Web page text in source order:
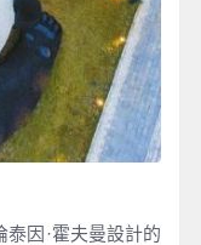
因·霍夫曼設計的